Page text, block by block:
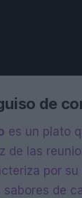
de
es un plato
de las
por
de